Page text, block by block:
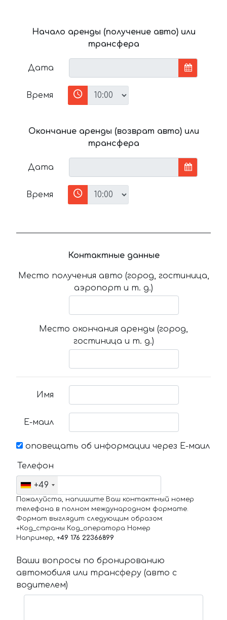
Начало аренды (получение авто) или
трансфера
Дата
Время
Окончание аренды (возврат авто) или
трансфера
Дата
Время
Контактные данные
Место получения авто (город, гостиница,
аэропорт и т. д.)
Место окончания аренды (город,
гостиница и т. д.)
Имя
Е-маил
оповещать об информации через Е-маил
Телефон
+49
Пожалуйста, напишите Ваш контактный номер
телефона в полном международном формате.
Формат выглядит следующим образом:
+Код_страны Код_оператора Номер
Например, +49 176 22366899
Ваши вопросы по бронированию
автомобиля или трансферу (авто с
водителем)